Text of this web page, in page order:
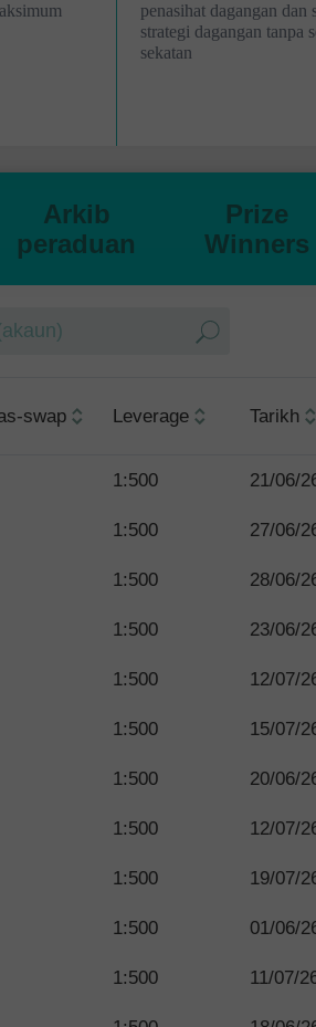
penasihat dagangan dan
strategi dagangan tanpa
sekatan
Arkib
peraduan
Prize
Winners
swap Leverage Tarikh
1:500 21/06/
1:500 27/06/
1:500 28/06/
1:500 23/06/
1:500 12/07/
1:500 15/07/
1:500 20/06/
1:500 12/07/
1:500 19/07/
1:500 01/06/
1:500 11/07/